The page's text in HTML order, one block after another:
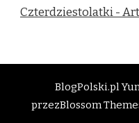
Czterdziestolatki -
BlogPolski.pl
przezBlossom